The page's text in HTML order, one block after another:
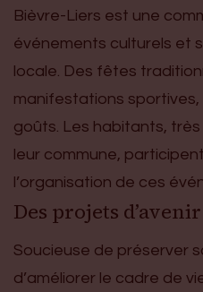
Bièvre-Liers est une
événements culturels et
locale. Des fêtes
manifestations sportives,
goûts. Les habitants,
leur commune,
l’organisation de ces
Des projets
Soucieuse de préserver
d’améliorer le cadre de